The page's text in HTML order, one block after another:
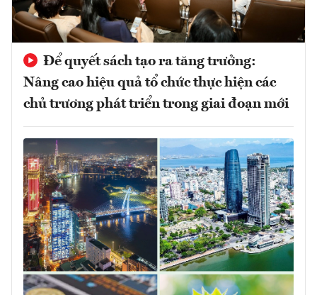
Để quyết sách tạo ra tăng trưởng:
Nâng cao hiệu quả tổ chức thực hiện các
chủ trương phát triển trong giai đoạn mới